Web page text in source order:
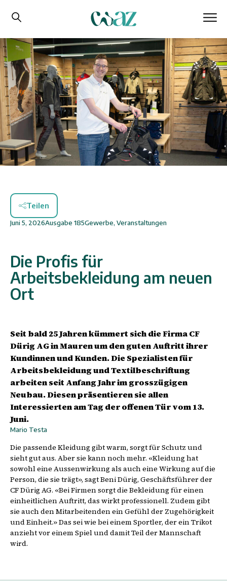
Teilen
Juni 5, 2026Ausgabe 185Gewerbe, Veranstaltungen
Die Profis für
Arbeitsbekleidung am neuen
Ort
Seit bald 25 Jahren kümmert sich die Firma CF
Dürig AG in Mauren um den guten Auftritt ihrer
Kundinnen und Kunden. Die Spezialisten für
Arbeitsbekleidung und Textilbeschriftung
arbeiten seit Anfang Jahr im grosszügigen
Neubau. Diesen präsentieren sie allen
Interessierten am Tag der offenen Tür vom 13.
Juni.
Mario Testa
Die passende Kleidung gibt warm, sorgt für Schutz und
sieht gut aus. Aber sie kann noch mehr. «Kleidung hat
sowohl eine Aussenwirkung als auch eine Wirkung auf die
Person, die sie trägt», sagt Beni Dürig, Geschäftsführer der
CF Dürig AG. «Bei Firmen sorgt die Bekleidung für einen
einheitlichen Auftritt, das wirkt professionell. Zudem gibt
sie auch den Mitarbeitenden ein Gefühl der Zugehörigkeit
und Einheit.» Das sei wie bei einem Sportler, der ein Trikot
anzieht vor einem Spiel und damit Teil der Mannschaft
wird.